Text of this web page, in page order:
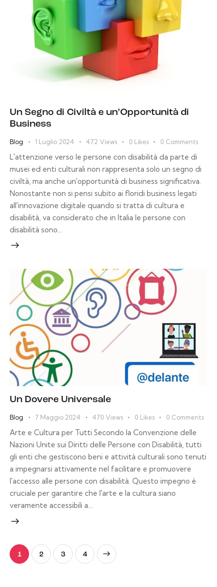
Un Segno di Civiltà e un’Opportunità di
Business
Blog 1 Luglio 2024 472 Views 0 Likes 0 Comments
L'attenzione verso le persone con disabilità da parte di
musei ed enti culturali non rappresenta solo un segno di
civiltà, ma anche un'opportunità di business significativa.
Nonostante non si pensi subito ai floridi business legati
all'innovazione digitale quando si tratta di cultura e
disabilità, va considerato che in Italia le persone con
disabilità sono…
Un Dovere Universale
Blog 7 Maggio 2024 470 Views 0 Likes 0 Comments
Arte e Cultura per Tutti Secondo la Convenzione delle
Nazioni Unite sui Diritti delle Persone con Disabilità, tutti
gli enti che gestiscono beni e attività culturali sono tenuti
a impegnarsi attivamente nel facilitare e promuovere
l'accesso alle persone con disabilità. Questo impegno è
cruciale per garantire che l'arte e la cultura siano
veramente accessibili a…
1 2 3 4